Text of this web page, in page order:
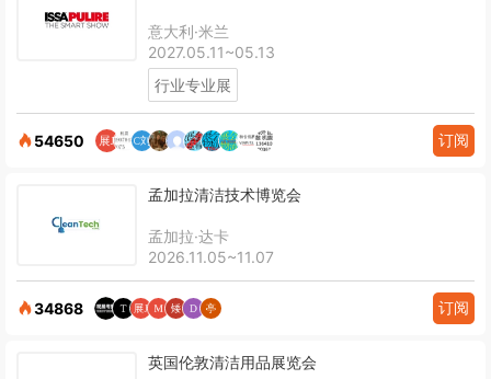
意大利·米兰
2027.05.11~05.13
行业专业展
54650 订阅
孟加拉清洁技术博览会
孟加拉·达卡
2026.11.05~11.07
34868 订阅
英国伦敦清洁用品展览会